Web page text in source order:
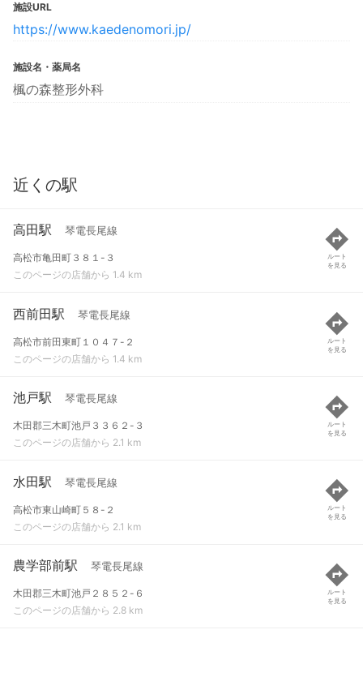
施設URL
https://www.kaedenomori.jp/
施設名・薬局名
楓の森整形外科
近くの駅
高田駅 琴電長尾線
高松市亀田町３８１-３
このページの店舗から 1.4 km
ルート
を見る
西前田駅 琴電長尾線
高松市前田東町１０４７-２
このページの店舗から 1.4 km
ルート
を見る
池戸駅 琴電長尾線
木田郡三木町池戸３３６２-３
このページの店舗から 2.1 km
ルート
を見る
水田駅 琴電長尾線
高松市東山崎町５８-２
このページの店舗から 2.1 km
ルート
を見る
農学部前駅 琴電長尾線
木田郡三木町池戸２８５２-６
このページの店舗から 2.8 km
ルート
を見る